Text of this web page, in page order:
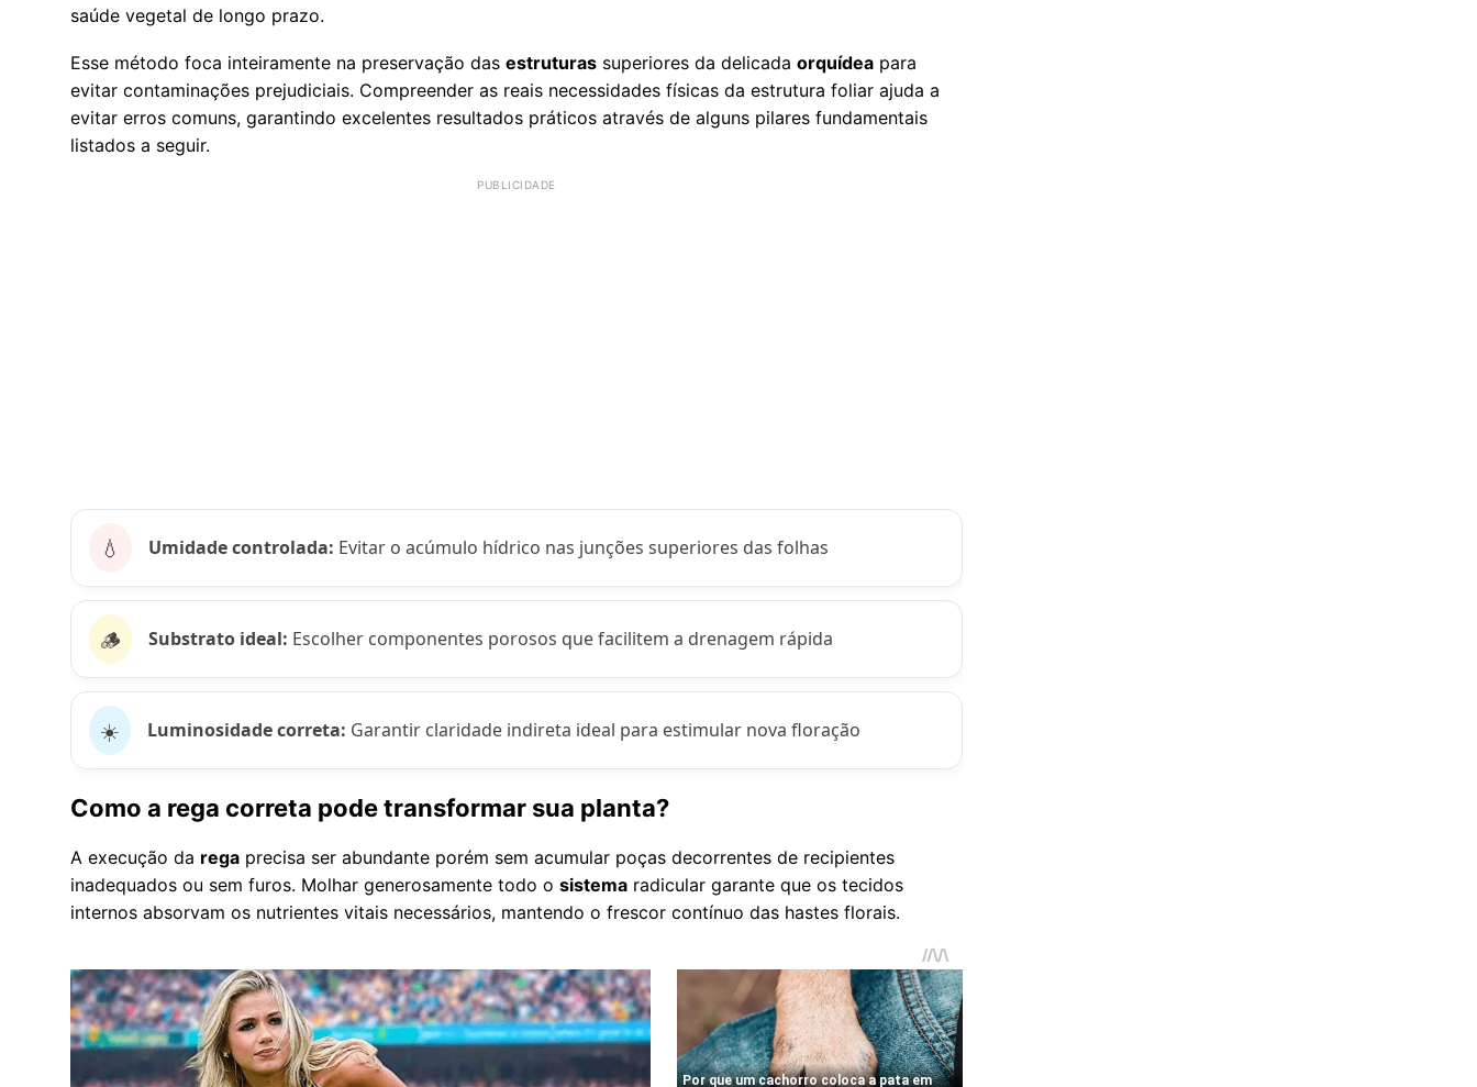
saúde vegetal de longo prazo.
Esse método foca inteiramente na preservação das estruturas superiores da delicada orquídea para
evitar contaminações prejudiciais. Compreender as reais necessidades físicas da estrutura foliar ajuda a
evitar erros comuns, garantindo excelentes resultados práticos através de alguns pilares fundamentais
listados a seguir.
💧 Umidade controlada: Evitar o acúmulo hídrico nas junções superiores das folhas
🪵 Substrato ideal: Escolher componentes porosos que facilitem a drenagem rápida
☀️ Luminosidade correta: Garantir claridade indireta ideal para estimular nova floração
Como a rega correta pode transformar sua planta?
A execução da rega precisa ser abundante porém sem acumular poças decorrentes de recipientes
inadequados ou sem furos. Molhar generosamente todo o sistema radicular garante que os tecidos
internos absorvam os nutrientes vitais necessários, mantendo o frescor contínuo das hastes florais.